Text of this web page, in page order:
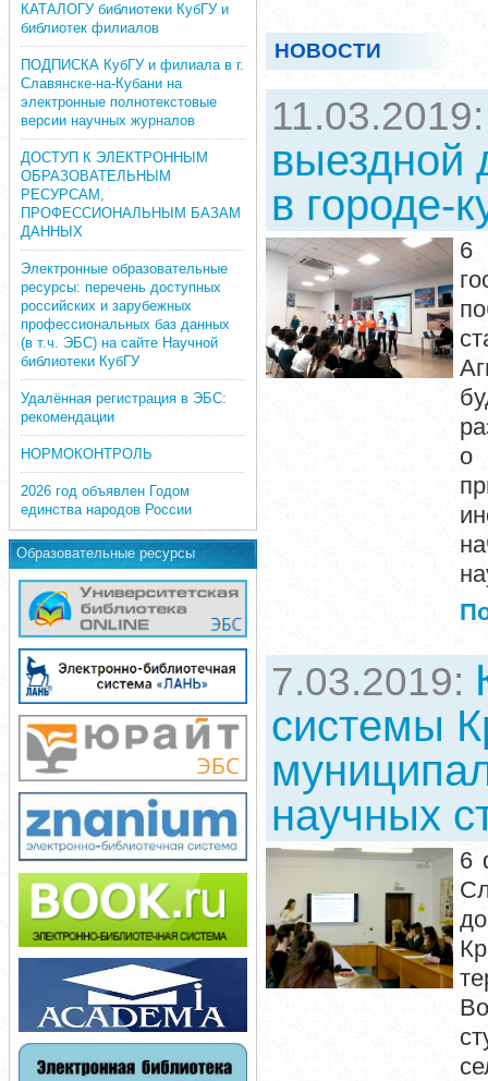
КАТАЛОГУ библиотеки КубГУ и
библиотек филиалов
ПОДПИСКА КубГУ и филиала в г.
Славянске-на-Кубани на
электронные полнотекстовые
версии научных журналов
ДОСТУП К ЭЛЕКТРОННЫМ
ОБРАЗОВАТЕЛЬНЫМ
РЕСУРСАМ,
ПРОФЕССИОНАЛЬНЫМ БАЗАМ
ДАННЫХ
Электронные образовательные
ресурсы: перечень доступных
российских и зарубежных
профессиональных баз данных
(в т.ч. ЭБС) на сайте Научной
библиотеки КубГУ
Удалённая регистрация в ЭБС:
рекомендации
НОРМОКОНТРОЛЬ
2026 год объявлен Годом
единства народов России
Образовательные ресурсы
НОВОСТИ
выездной
в городе-
6
о
7.03.2019:
системы
научных
6